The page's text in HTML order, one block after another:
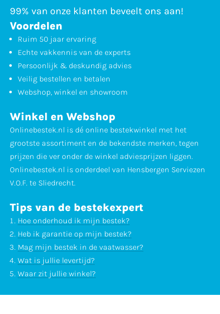
99% van onze klanten beveelt ons aan!
Voordelen
Ruim 50 jaar ervaring
Echte vakkennis van de experts
Persoonlijk & deskundig advies
Veilig bestellen en betalen
Webshop, winkel en showroom
Winkel en Webshop
Onlinebestek.nl is dé online bestekwinkel met het
grootste assortiment en de bekendste merken, tegen
prijzen die ver onder de winkel adviesprijzen liggen.
Onlinebestek.nl is onderdeel van Hensbergen Serviezen
V.O.F. te Sliedrecht.
Tips van de bestekexpert
Hoe onderhoud ik mijn bestek?
Heb ik garantie op mijn bestek?
Mag mijn bestek in de vaatwasser?
Wat is jullie levertijd?
Waar zit jullie winkel?